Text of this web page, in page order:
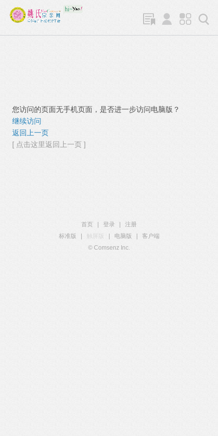
您访问的页面无手机页面，是否进一步访问电脑版？
继续访问
返回上一页
[ 点击这里返回上一页 ]
首页 登录
注册
标准版
触屏版 电脑版
客户端
© Comsenz Inc.